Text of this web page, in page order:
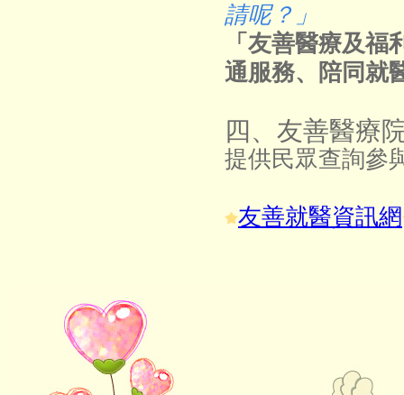
請呢？」
「友善醫療及
通服務、陪同就
四、友善醫療
提供民眾查詢參
友善就醫資訊網